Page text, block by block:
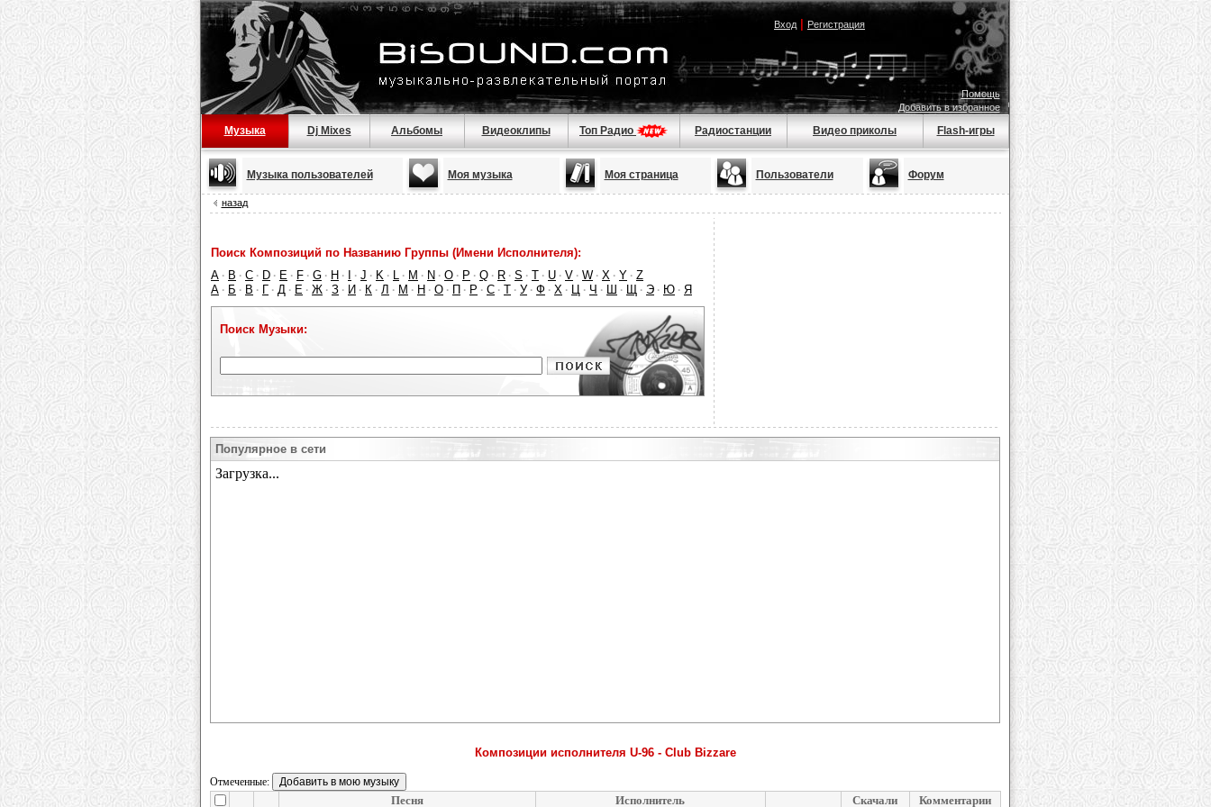
Вход| Регистрация
Помощь
Добавить в избранное
Музыка Dj Mixes Альбомы Видеоклипы Топ Радио Радиостанции Видео приколы Flash-игры
Музыка пользователей Моя музыка Моя страница Пользователи Форум
назад
Поиск Композиций по Названию Группы (Имени Исполнителя):
A · B · C · D · E · F · G · H · · J · K · L · M · N · O · P · Q · R · S · T · U · V · W · X · Y · Z
А · Б · В · Г · Д · Е · Ж · З · И · К · Л · М · Н · О · П · Р · С · Т · У · Ф · Х · Ц · Ч · Ш · Щ · Э · Ю · Я
Поиск Музыки:
Популярное в сети
Композиции исполнителя U-96 - Club Bizzare
Отмеченные:
Песня Исполнитель Скачали Комментарии